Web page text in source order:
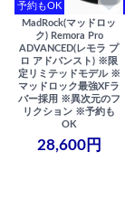
予約もOK
MadRock(マッドロッ
ク) Remora Pro
ADVANCED(レモラ プ
ロ アドバンスト) ※限
定リミテッドモデル ※
マッドロック最強XFラ
バー採用 ※異次元のフ
リクション ※予約も
OK
28,600円